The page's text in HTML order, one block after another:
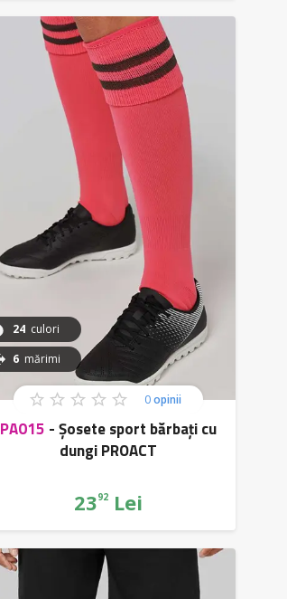
0opinii
6 mărimi
24 culori
PA015 -Șosete sport bărbați cu
dungi PROACT
2392Lei